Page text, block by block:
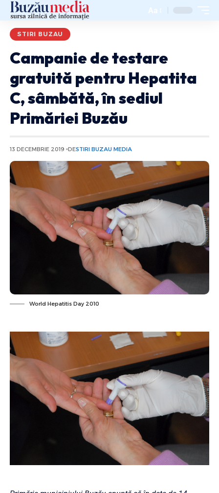
Aa
STIRI BUZAU
Campanie de testare
gratuită pentru Hepatita
C, sâmbătă, în sediul
Primăriei Buzău
13 DECEMBRIE 2019 DESTIRI BUZAU MEDIA
World Hepatitis Day 2010